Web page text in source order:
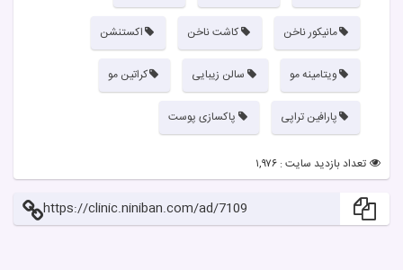
مانیکور ناخن کاشت ناخن اکستنشن
ویتامینه مو سالن زیبایی کراتین مو
پارافین تراپی پاکسازی پوست
تعداد بازدید سایت : ۱,۹۷۶
https://clinic.niniban.com/ad/7109